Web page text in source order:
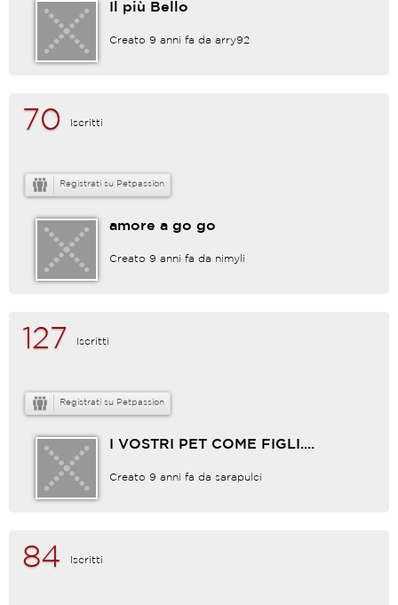
Il più Bello
Creato 9 anni fa da arry92
70 Iscritti
Registrati su Petpassion
amore a go go
Creato 9 anni fa da nimyli
127 Iscritti
Registrati su Petpassion
I VOSTRI PET COME FIGLI....
Creato 9 anni fa da sarapulci
84 Iscritti